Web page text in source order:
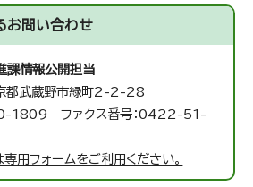
お問い合わせ
課情報公開担当
武蔵野市緑町2-2-28
1809 ファクス番号：0422-51-
用フォームをご利用ください。